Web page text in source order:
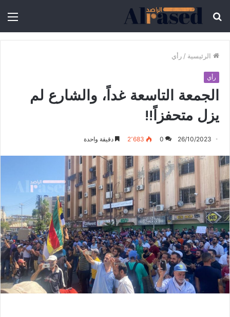
الرئيسية / رأي
رأي
الجمعة التاسعة غداً، والشارع لم
يزل متحفزاً!!
26/10/2023
0 2٬683 دقيقة واحدة